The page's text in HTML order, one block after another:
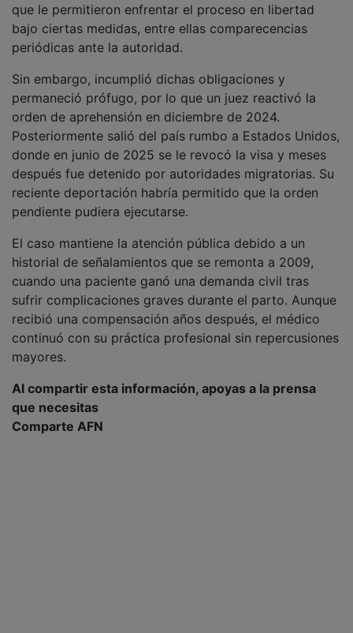
que le permitieron enfrentar el proceso en libertad
bajo ciertas medidas, entre ellas comparecencias
periódicas ante la autoridad.
Sin embargo, incumplió dichas obligaciones y
permaneció prófugo, por lo que un juez reactivó la
orden de aprehensión en diciembre de 2024.
Posteriormente salió del país rumbo a Estados Unidos,
donde en junio de 2025 se le revocó la visa y meses
después fue detenido por autoridades migratorias. Su
reciente deportación habría permitido que la orden
pendiente pudiera ejecutarse.
El caso mantiene la atención pública debido a un
historial de señalamientos que se remonta a 2009,
cuando una paciente ganó una demanda civil tras
sufrir complicaciones graves durante el parto. Aunque
recibió una compensación años después, el médico
continuó con su práctica profesional sin repercusiones
mayores.
Al compartir esta información, apoyas a la prensa
que necesitas
Comparte AFN